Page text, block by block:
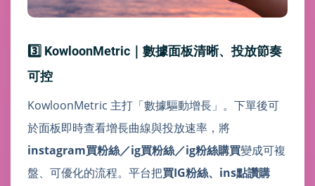
3️⃣ KowloonMetric｜數據面板清晰、投放節奏
可控
KowloonMetric 主打「數據驅動增長」。下單後可
於面板即時查看增長曲線與投放速率，將
instagram買粉絲／ig買粉絲／ig粉絲購買變成可複
盤、可優化的流程。平台把買IG粉絲、ins點讚購